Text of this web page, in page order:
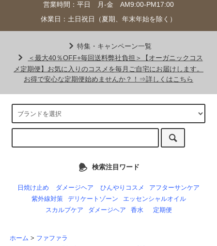
営業時間：平日 月-金 AM9:00-PM17:00
休業日：土日祝日（夏期、年末年始を除く）
特集・キャンペーン一覧
＜最大40％OFF+毎回送料弊社負担＞【オーガニックコス
メ定期便】お気に入りのコスメを毎月ご自宅にお届けします。
お得で安心な定期便始めませんか？！⇒詳しくはこちら
検索注目ワード
日焼け止め ダメージヘア ひんやりコスメ
アフターサンケア
紫外線対策
デリケートゾーン
エッセンシャルオイル
スカルプケア
ダメージヘア 香水 定期便
ホーム > ファファラ